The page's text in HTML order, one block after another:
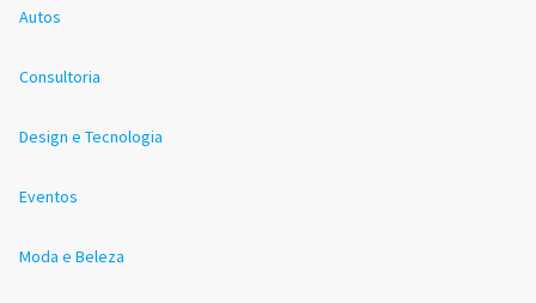
Autos
Consultoria
Design e Tecnologia
Eventos
Moda e Beleza